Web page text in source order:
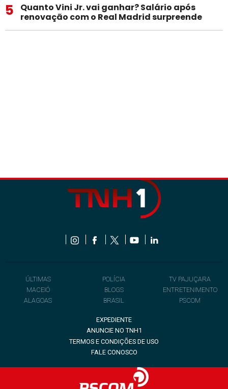
5
Quanto Vini Jr. vai ganhar? Salário após
renovação com o Real Madrid surpreende
ÚLTIMAS
MACEIÓ
ALAGOAS
POLÍCIA
BLOGS
BRASIL
TV PAJUÇARA
ENTRETENIMENTO
PSCOM
EXPEDIENTE
ANUNCIE NO TNH1
TERMOS E CONDIÇÕES DE USO
FALE CONOSCO